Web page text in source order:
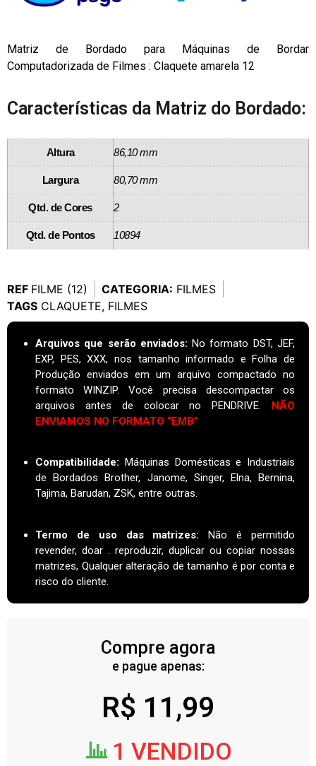
Matriz de Bordado para Máquinas de Bordar
Computadorizada de Filmes : Claquete amarela 12
Características da Matriz do Bordado:
Altura 86,10 mm
Largura 80,70 mm
Qtd. de Cores 2
Qtd. de Pontos 10894
REF FILME (12) CATEGORIA: FILMES
TAGS CLAQUETE, FILMES
Arquivos que serão enviados: No formato DST, JEF,
EXP, PES, XXX, nos tamanho informado e Folha de
Produção enviados em um arquivo compactado no
formato WINZIP. Você precisa descompactar os
arquivos antes de colocar no PENDRIVE. NÃO
ENVIAMOS NO FORMATO “EMB”
Compatibilidade:
Máquinas Domésticas e Industriais
de Bordados Brother, Janome, Singer, Elna, Bernina,
Tajima, Barudan, ZSK, entre outras.
Termo de uso das matrizes:
Não é permitido
revender, doar . reproduzir, duplicar ou copiar nossas
matrizes, Qualquer alteração de tamanho é por conta e
risco do cliente.
Compre agora
e pague apenas:
R$ 11,99
1 VENDIDO